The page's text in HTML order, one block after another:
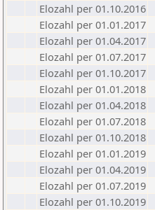
Elozahl per 01.10.2016
Elozahl per 01.01.2017
Elozahl per 01.04.2017
Elozahl per 01.07.2017
Elozahl per 01.10.2017
Elozahl per 01.01.2018
Elozahl per 01.04.2018
Elozahl per 01.07.2018
Elozahl per 01.10.2018
Elozahl per 01.01.2019
Elozahl per 01.04.2019
Elozahl per 01.07.2019
Elozahl per 01.10.2019